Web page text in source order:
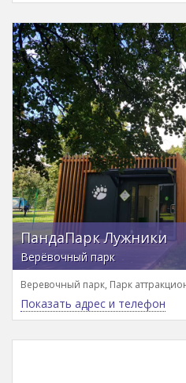
ПандаПарк Лужники
Верёвочный парк
Веревочный парк, Парк
Показать адрес и телефон